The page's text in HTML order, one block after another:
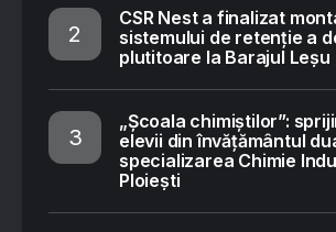
CSR Nest a finalizat
sistemului de retenție a
plutitoare la Barajul Leșu
„Școala chimiștilor”:
elevii din învățământul
specializarea Chimie
Ploiești